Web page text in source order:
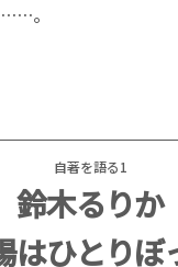
。
自著を語る1
鈴木るりか
はひとりぼ